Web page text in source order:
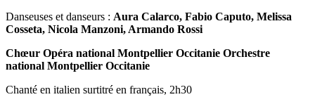
Danseuses et danseurs : Aura Calarco, Fabio Caputo, Melissa
Cosseta, Nicola Manzoni, Armando Rossi
Chœur Opéra national Montpellier Occitanie Orchestre
national Montpellier Occitanie
Chanté en italien surtitré en français, 2h30